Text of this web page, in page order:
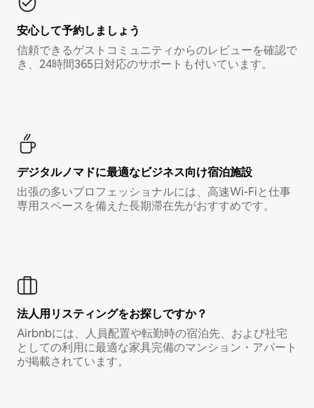
安心して予約しましょう
信頼できるゲストコミュニティからのレビューを確認で
き、24時間365日対応のサポートも付いています。
デジタルノマド⁠に最⁠適⁠なビ⁠ジ⁠ネ⁠ス⁠向⁠け宿⁠泊⁠施⁠設
出張の多いプロフェッショナルには、高速Wi-Fiと仕事
専用スペースを備えた長期滞在先がおすすめです。
法人用リスティングをお探しですか？
Airbnbには、人員配置や転勤時の宿泊先、および社宅
としての利用に最適な家具完備のマンション・アパート
が掲載されています。